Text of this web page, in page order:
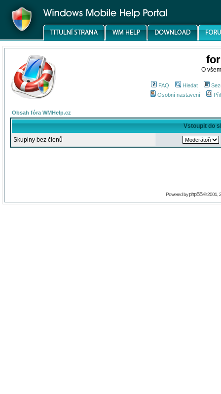
O
FAQ Hledat
Osobní nastavení
Obsah fóra WMHelp.cz
Vstoupit do
Skupiny bez členů
Powered byphpBB© 2001,